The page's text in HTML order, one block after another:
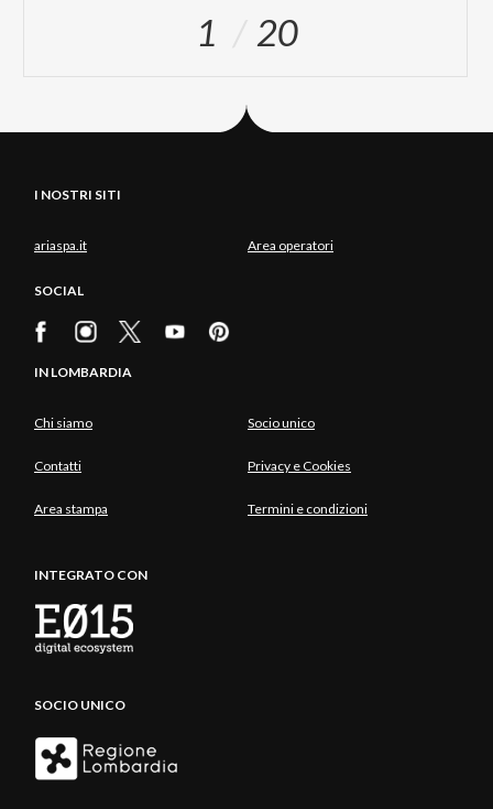
1 20
I NOSTRI SITI
ariaspa.it Area operatori
SOCIAL
IN LOMBARDIA
Chi siamo Socio unico
Contatti Privacy e Cookies
Area stampa Termini e condizioni
INTEGRATO CON
SOCIO UNICO